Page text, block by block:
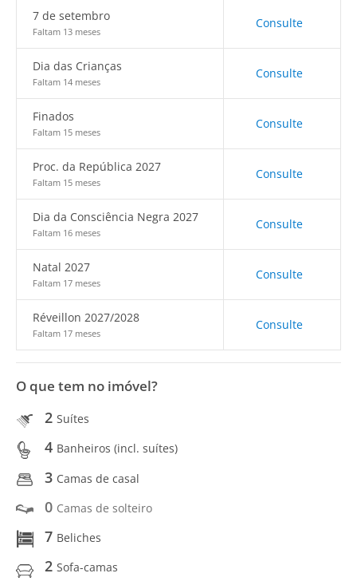
7 de setembro
Faltam 13 meses
Consulte
Dia das Crianças
Faltam 14 meses
Consulte
Finados
Faltam 15 meses
Consulte
Proc. da República 2027
Faltam 15 meses
Consulte
Dia da Consciência Negra 2027
Faltam 16 meses
Consulte
Natal 2027
Faltam 17 meses
Consulte
Réveillon 2027/2028
Faltam 17 meses
Consulte
O que tem no imóvel?
2 Suítes
4 Banheiros (incl. suítes)
3 Camas de casal
0 Camas de solteiro
7 Beliches
2 Sofa-camas